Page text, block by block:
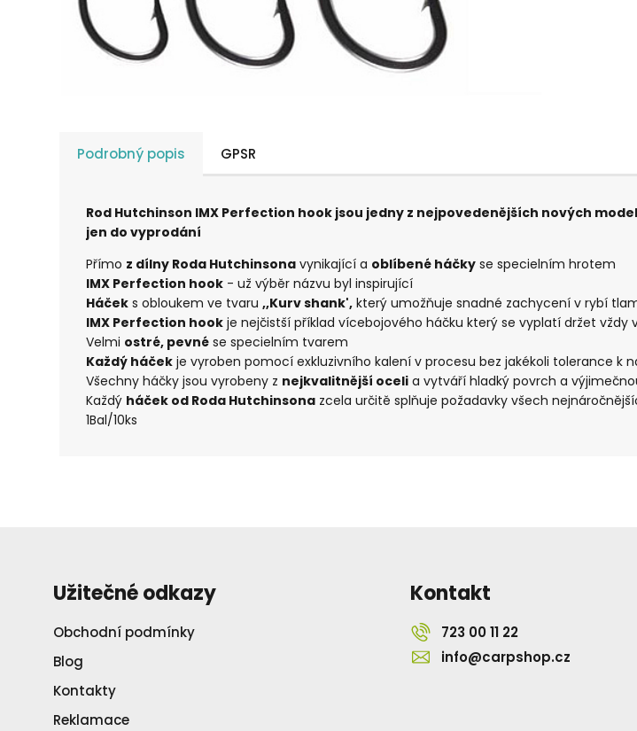
Podrobný popis GPSR
Rod Hutchinson IMX Perfection hook jsou jedny z nejpovedenějších nových
jen do vyprodání
Přímo z dílny Roda Hutchinsona vynikající a oblíbené háčky se specielním hrotem
IMX Perfection hook - už výběr názvu byl inspirující
Háček s obloukem ve tvaru,,Kurv shank', který umožňuje snadné zachycení v rybí
IMX Perfection hook je nejčistší příklad vícebojového háčku který se vyplatí držet
Velmi ostré, pevné se specielním tvarem
Každý háček je vyroben pomocí exkluzivního kalení v procesu bez jakékoli tolerance k
Všechny háčky jsou vyrobeny z nejkvalitnější oceli a vytváří hladký povrch a
Každý háček od Roda Hutchinsona zcela určitě splňuje požadavky všech
1Bal/10ks
Užitečné odkazy
Obchodní podmínky
Blog
Kontakty
Reklamace
Kontakt
723 00 11 22
info@carpshop.cz